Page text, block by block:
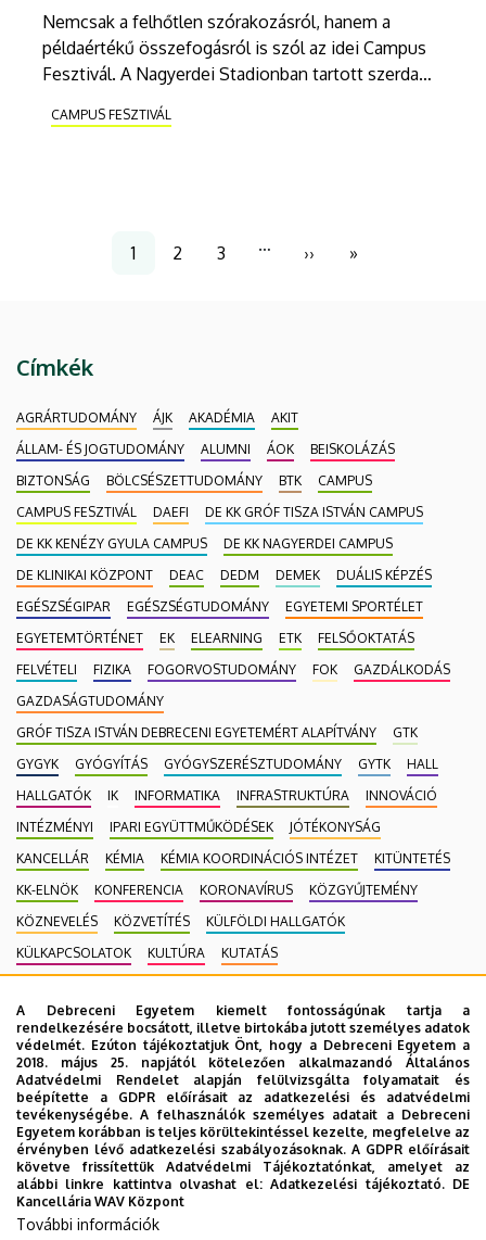
Nemcsak a felhőtlen szórakozásról, hanem a
példaértékű összefogásról is szól az idei Campus
Fesztivál. A Nagyerdei Stadionban tartott szerda
adományt adtak át két Duchenne-féle
CAMPUS FESZTIVÁL
Oldalszámozás
Jelenlegi
1
Page
2
Page
3
…
Következő
››
Utolsó
»
Címkék
AGRÁRTUDOMÁNY ÁJK AKADÉMIA
AKIT
ÁLLAM- ÉS JOGTUDOMÁNY
ALUMNI ÁOK
BEISKOLÁZÁS
BIZTONSÁG
BÖLCSÉSZETTUDOMÁNY BTK
CAMPUS
CAMPUS FESZTIVÁL
DAEFI
DE KK GRÓF TISZA ISTVÁN CAMPUS
DE KK KENÉZY GYULA CAMPUS
DE KK NAGYERDEI CAMPUS
DE KLINIKAI KÖZPONT
DEAC DEDM DEMEK
DUÁLIS KÉPZÉS
EGÉSZSÉGIPAR
EGÉSZSÉGTUDOMÁNY
EGYETEMI SPORTÉLET
EGYETEMTÖRTÉNET
EK ELEARNING ETK
FELSŐOKTATÁS
FELVÉTELI
FIZIKA FOGORVOSTUDOMÁNY FOK
GAZDÁLKODÁS
GAZDASÁGTUDOMÁNY
GRÓF TISZA ISTVÁN DEBRECENI EGYETEMÉRT ALAPÍTVÁNY
GTK
GYGYK
GYÓGYÍTÁS GYÓGYSZERÉSZTUDOMÁNY GYTK
HALL
HALLGATÓK
IK INFORMATIKA INFRASTRUKTÚRA
INNOVÁCIÓ
INTÉZMÉNYI
IPARI EGYÜTTMŰKÖDÉSEK
JÓTÉKONYSÁG
KANCELLÁR
KÉMIA KÉMIA KOORDINÁCIÓS INTÉZET
KITÜNTETÉS
KK-ELNÖK
KONFERENCIA KORONAVÍRUS
KÖZGYŰJTEMÉNY
KÖZNEVELÉS
KÖZVETÍTÉS
KÜLFÖLDI HALLGATÓK
KÜLKAPCSOLATOK
KULTÚRA
KUTATÁS
MOBILITÁSI PROGRAM
MULTIMÉDIA MŰSZAKI
NEKROLÓG
NÉPEGÉSZSÉGÜGY
NEUROTECH NEVELÉSTUDOMÁNY
NK
OKTATÁS
ORVOSTUDOMÁNY
PEDAGÓGUSKÉPZŐ KÖZPONT
PONTHATÁROK
RAK RANGSOR REKTOR
SET KÖZPONT
SIÓFOK CAMPUS
SPORT SPORTTUDOMÁNYOK
STUDYVERSITY
SZENIOR EGYETEM
SZOLNOK CAMPUS
TÁRSADALOMTUDOMÁNY
TDK
TEHETSÉGGONDOZÁS
TUDOMÁNY
UD CATAPULT
A Debreceni Egyetem kiemelt fontosságúnak tartja a
rendelkezésére bocsátott, illetve birtokába jutott személyes adatok
védelmét. Ezúton tájékoztatjuk Önt, hogy a Debreceni Egyetem a
2018. május 25. napjától kötelezően alkalmazandó Általános
Adatvédelmi Rendelet alapján felülvizsgálta folyamatait és
beépítette a GDPR előírásait az adatkezelési és adatvédelmi
tevékenységébe. A felhasználók személyes adatait a Debreceni
Egyetem korábban is teljes körültekintéssel kezelte, megfelelve az
érvényben lévő adatkezelési szabályozásoknak. A GDPR előírásait
követve frissítettük Adatvédelmi Tájékoztatónkat, amelyet az
alábbi linkre kattintva olvashat el:Adatkezelési tájékoztató. DE
Kancellária WAV Központ
További információk